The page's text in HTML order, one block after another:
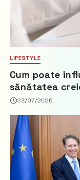
LIFESTYLE
Cum poate
sănătatea
23/07/2026